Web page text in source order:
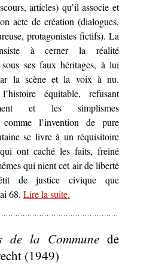
articles) qu’il associe et
acte de création (dialogues,
protagonistes fictifs). La
à cerner la réalité
sous ses faux héritages, à lui
la scène et la voix à nu.
équitable, refusant
et les simplismes
comme l’invention de pure
se livre à un réquisitoire
ont caché les faits, freiné
qui nient cet air de liberté
de justice civique que
68. Lire la suite– ‘Sur
.
de la Commune de
(1949)